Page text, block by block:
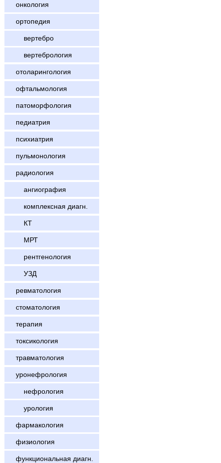
онкология
ортопедия
вертебро
вертебрология
отоларингология
офтальмология
патоморфология
педиатрия
психиатрия
пульмонология
радиология
ангиография
комплексная диагн.
КТ
МРТ
рентгенология
УЗД
ревматология
стоматология
терапия
токсикология
травматология
уронефрология
нефрология
урология
фармакология
физиология
функциональная диагн.